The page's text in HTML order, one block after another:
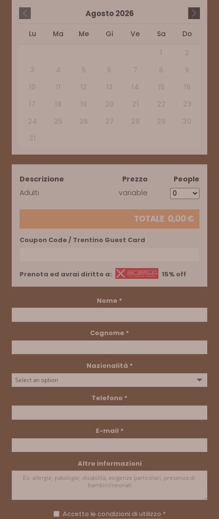
Agosto 2026
Lu Ma Me Gi Ve Sa
Do
1
2
3
4 5 6 7 8
9
10
11 12 13 14 15
16
17
18 19 20 21 22
23
24
25 26 27 28 29
30
31
Descrizione Prezzo
People
Adulti
variable
TOTALE 0,00€
Coupon Code / Trentino Guest Card
Prenota ed avrai diritto a: 15% off
Nome *
Cognome *
Nazionalità *
Telefono *
E-mail *
Altre informazioni
Accetto le condizioni di utilizzo *